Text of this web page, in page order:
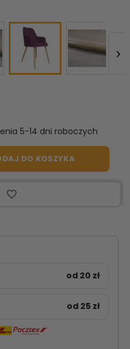

5-14 dni roboczych
DO KOSZYKA
favorite_border
od 20 zł
od 25 zł